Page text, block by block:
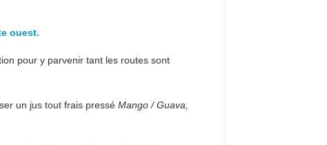
ouest.
pour y parvenir tant les routes sont
un jus tout frais pressé Mango / Guava,